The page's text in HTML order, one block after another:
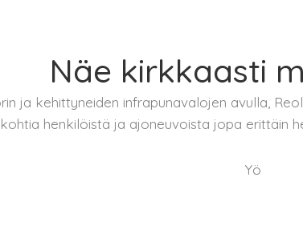
Näe kirkkaasti
ja kehittyneiden infrapunavalojen avulla,
henkilöistä ja ajoneuvoista jopa erittäin
Yö